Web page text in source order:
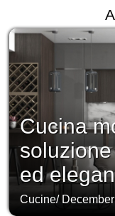
Cucina
ed
Cucine/